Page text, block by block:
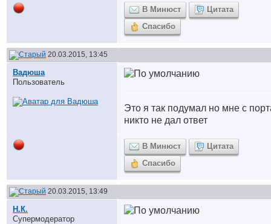
В Минюст
Цитата
Спасибо
20.03.2015, 13:45
Вадюша
Пользователь
Это я так подумал но мне с
никто не дал ответ
В Минюст
Цитата
Спасибо
20.03.2015, 13:49
Н.К.
Супермодератор